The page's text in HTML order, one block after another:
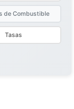
de Combustible
Tasas